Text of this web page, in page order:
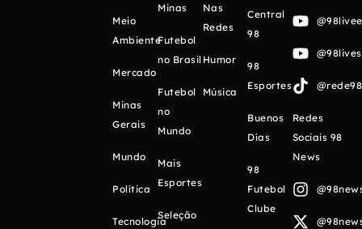
Meio
Ambiente
Mercado
Minas
Gerais
Mundo
Política
Tecnologia
Minas
Futebol
no Brasil
Futebol
no
Mundo
Mais
Esportes
Seleção
Nas
Redes
Humor
Música
Central
98
98
Esportes
Buenos
Días
98
Futebol
Clube
Redes
Sociais 98
News